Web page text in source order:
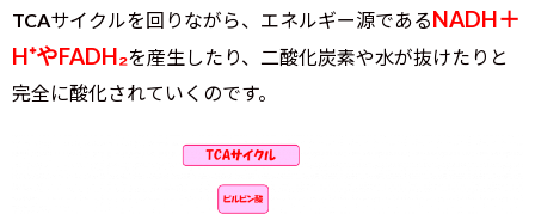
TCAサイクルを回りながら、エネルギー源であるNADH＋
H⁺やFADH₂を産生したり、二酸化炭素や水が抜けたりと
完全に酸化されていくのです。